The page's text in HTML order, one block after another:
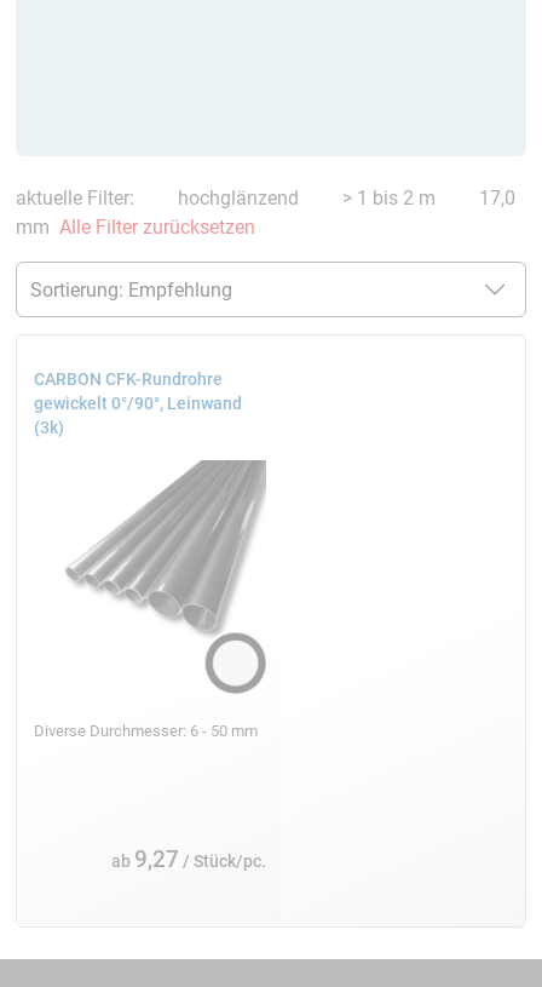
aktuelle Filter: hochglänzend > 1 bis 2 m
17,0
mm Alle Filter zurücksetzen
CARBON CFK-Rundrohre
gewickelt 0°/90°, Leinwand
(3k)
Diverse Durchmesser: 6 - 50 mm
ab 9,27 / Stück/pc.